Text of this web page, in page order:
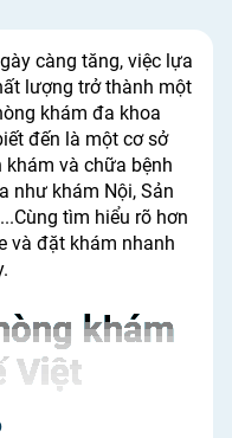
càng tăng, việc lựa
lượng trở thành một
khám đa khoa
đến là một cơ sở
khám và chữa bệnh
như khám Nội, Sản
tìm hiểu rõ hơn
và đặt khám nhanh
khám
Việt